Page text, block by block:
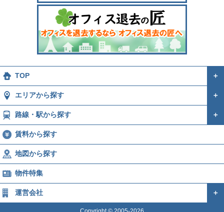
TOP ＋
エリアから探す ＋
路線・駅から探す ＋
賃料から探す
地図から探す
物件特集
運営会社 ＋